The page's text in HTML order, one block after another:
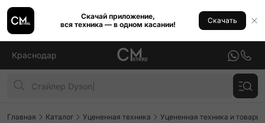
Скачай приложение,
вся техника — в одном касании!
Скачать
Краснодар
Главная Каталог Уцененная техника Уцененная техника и товары